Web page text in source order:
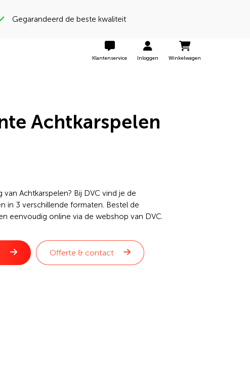
Klantenservice Inloggen Winkelwagen
Achtkarspelen
Achtkarspelen? Bij DVC vind je de
in 3 verschillende formaten. Bestel de
eenvoudig online via de webshop van DVC.
Offerte & contact